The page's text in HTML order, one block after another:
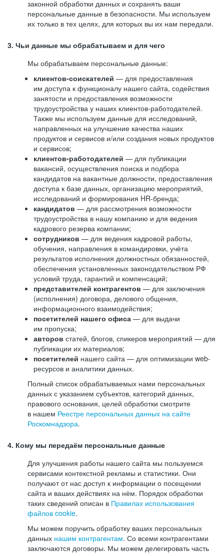
законной обработки данных и сохранять ваши
персональные данные в безопасности. Мы используем
их только в тех целях, для которых вы их нам передали.
3. Чьи данные мы обрабатываем и для чего
Мы обрабатываем персональные данные:
клиентов-соискателей — для предоставления
им доступа к функционалу нашего сайта, содействия
занятости и предоставления возможности
трудоустройства у наших клиентов-работодателей.
Также мы используем данные для исследований,
направленных на улучшение качества наших
продуктов и сервисов и/или создания новых продуктов
и сервисов;
клиентов-работодателей — для публикации
вакансий, осуществления поиска и подбора
кандидатов на вакантные должности, предоставления
доступа к базе данных, организацию мероприятий,
исследований и формирования HR-бренда;
кандидатов — для рассмотрения возможности
трудоустройства в нашу компанию и для ведения
кадрового резерва компании;
сотрудников — для ведения кадровой работы,
обучения, направления в командировки, учёта
результатов исполнения должностных обязанностей,
обеспечения установленных законодательством РФ
условий труда, гарантий и компенсаций;
представителей контрагентов — для заключения
(исполнения) договора, делового общения,
информационного взаимодействия;
посетителей нашего офиса — для выдачи
им пропуска;
авторов статей, блогов, спикеров мероприятий — для
публикации их материалов;
посетителей нашего сайта — для оптимизации web-
ресурсов и аналитики данных.
Полный список обрабатываемых нами персональных
данных с указанием субъектов, категорий данных,
правового основания, целей обработки смотрите
в нашем Реестре персональных данных на сайте
Роскомнадзора.
4. Кому мы передаём персональные данные
Для улучшения работы нашего сайта мы пользуемся
сервисами контекстной рекламы и статистики. Они
получают от нас доступ к информации о посещении
сайта и ваших действиях на нём. Порядок обработки
таких сведений описан в Правилах использования
файлов cookie.
Мы можем поручить обработку ваших персональных
данных нашим контрагентам. Со всеми контрагентами
заключаются договоры. Мы можем делегировать часть